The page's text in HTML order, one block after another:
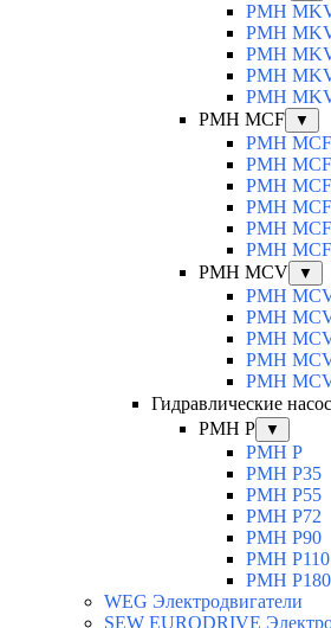
PMH
PMH
PMH
PMH
PMH
PMH MCF
▼
PMH MCF
PMH
PMH
PMH
PMH
PMH
PMH MCV
▼
PMH
PMH
PMH
PMH
PMH
Гидравлические
PMH P ▼
PMH P
PMH P35
PMH P55
PMH P72
PMH P90
PMH P110
PMH P180
WEG Электродвигатели
SEW EURODRIVE